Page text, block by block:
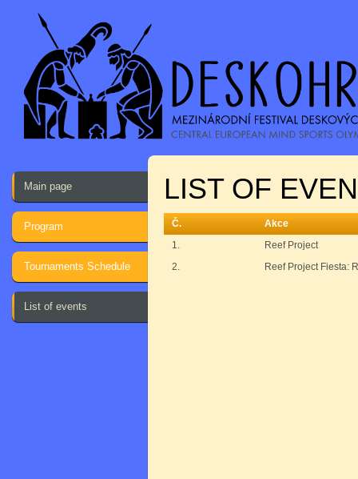
Main page
Program
Tournaments Schedule
List of events
LIST OF
Č.
Akce
1.
Reef Project
2.
Reef Project Fiesta: